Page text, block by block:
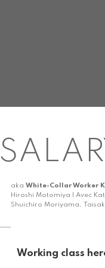
aka White-Collar Worker
Hiroshi Motomiya | Avec
Shuichiro Moriyama,
Working class